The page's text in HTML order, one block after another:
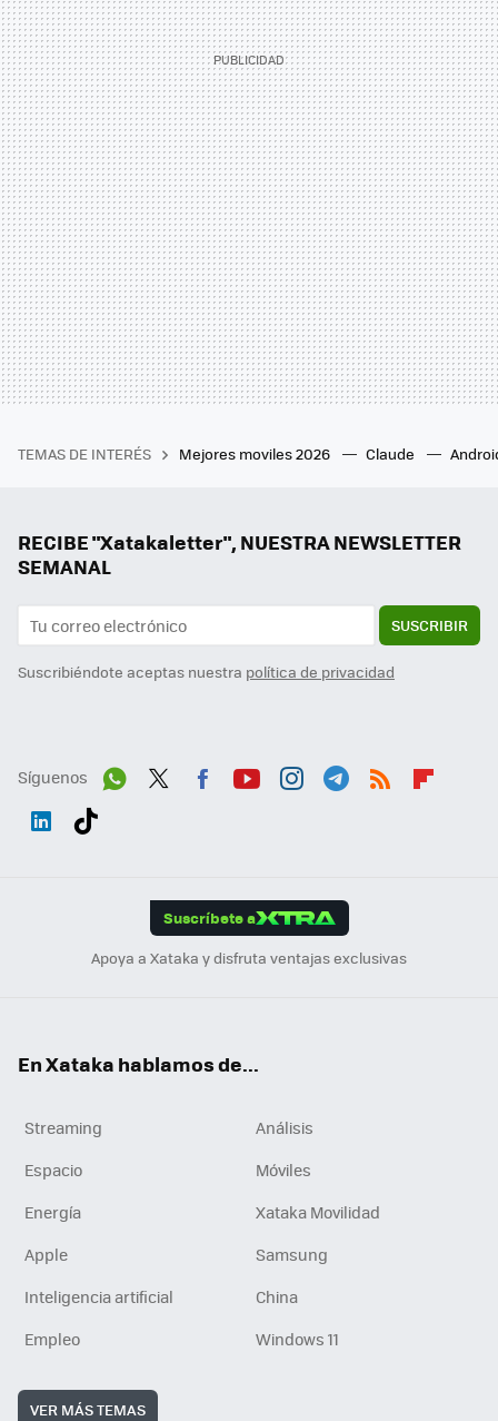
TEMAS DE INTERÉS Mejores moviles 2026 Claude
RECIBE "Xatakaletter", NUESTRA NEWSLETTER
SEMANAL
SUSCRIBIR
Suscribiéndote aceptas nuestra política de privacidad
Síguenos
Suscríbete a
Apoya a Xataka y disfruta ventajas exclusivas
En Xataka hablamos de...
Streaming
Análisis
Espacio
Móviles
Energía
Xataka Movilidad
Apple
Samsung
Inteligencia artificial
China
Empleo
Windows 11
VER MÁS TEMAS